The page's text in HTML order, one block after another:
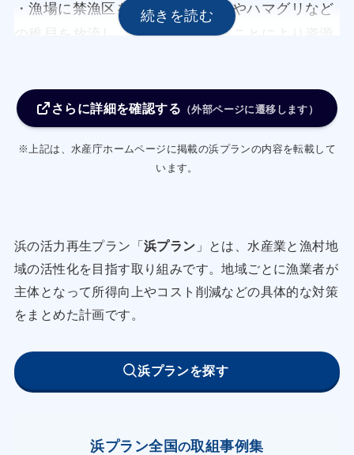
・漁場に禁漁区を設定してアサリやハマグリなど
の稚貝を放流し、保護・管理することにより資源
・禁漁区に放流したアサリやハマグリなどの稚貝
理や実施方法の見直しを検討する。
・藻場・干潟等の漂着物・海底堆積物等の除去を
行い、底生生物の生育環境を保護する。
・バイ採貝を営む漁業者の増加に向け、課題を整
ど操業ルールの検討を行う。
・バイガイの販売促進に向け、直販・移動販売と
２ のり養殖業の活性化
さらに詳細を確認する （外部ページに遷移します）
※上記は、水産庁ホームページに掲載の浜プランの内容を転載して
います。
浜の活力再生プラン「浜プラン 」とは、水産業と漁村地
域の活性化を目指す取り組みです。地域ごとに漁業者が
主体となって所得向上やコスト削減などの具体的な対策
をまとめた計画です。
浜プランを探す
浜プラン全国の取組事例集